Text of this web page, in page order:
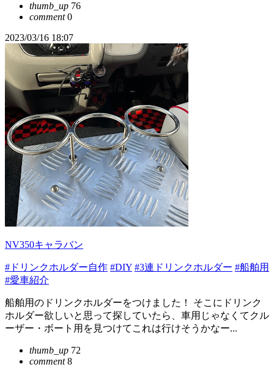
thumb_up 76
comment0
2023/03/16 18:07
NV350キャラバン
#ドリンクホルダー自作 #DIY #3連ドリンクホルダー #船舶用
#愛車紹介
船舶用のドリンクホルダーをつけました！ そこにドリンク
ホルダー欲しいと思って探していたら、車用じゃなくてクル
ーザー・ボート用を見つけてこれは行けそうかなー...
thumb_up 72
comment8